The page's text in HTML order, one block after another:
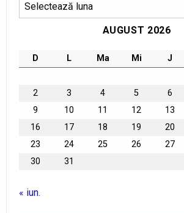
AUGUST 2026
D L Ma Mi J
2
3 4 5 6
9
10 11 12 13
16
17 18 19 20
23
24 25 26 27
30
31
« iun.